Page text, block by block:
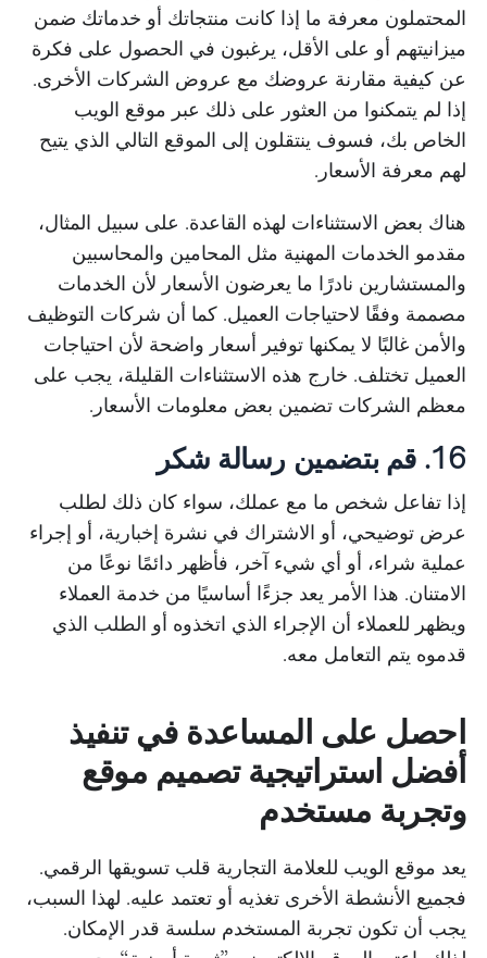
المحتملون معرفة ما إذا كانت منتجاتك أو خدماتك ضمن
ميزانيتهم أو على الأقل، يرغبون في الحصول على فكرة
عن كيفية مقارنة عروضك مع عروض الشركات الأخرى.
إذا لم يتمكنوا من العثور على ذلك عبر موقع الويب
الخاص بك، فسوف ينتقلون إلى الموقع التالي الذي يتيح
لهم معرفة الأسعار.
هناك بعض الاستثناءات لهذه القاعدة. على سبيل المثال،
مقدمو الخدمات المهنية مثل المحامين والمحاسبين
والمستشارين نادرًا ما يعرضون الأسعار لأن الخدمات
مصممة وفقًا لاحتياجات العميل. كما أن شركات التوظيف
والأمن غالبًا لا يمكنها توفير أسعار واضحة لأن احتياجات
العميل تختلف. خارج هذه الاستثناءات القليلة، يجب على
معظم الشركات تضمين بعض معلومات الأسعار.
16. قم بتضمين رسالة شكر
إذا تفاعل شخص ما مع عملك، سواء كان ذلك لطلب
عرض توضيحي، أو الاشتراك في نشرة إخبارية، أو إجراء
عملية شراء، أو أي شيء آخر، فأظهر دائمًا نوعًا من
الامتنان. هذا الأمر يعد جزءًا أساسيًا من خدمة العملاء
ويظهر للعملاء أن الإجراء الذي اتخذوه أو الطلب الذي
قدموه يتم التعامل معه.
احصل على المساعدة في تنفيذ
أفضل استراتيجية تصميم موقع
وتجربة مستخدم
يعد موقع الويب للعلامة التجارية قلب تسويقها الرقمي.
فجميع الأنشطة الأخرى تغذيه أو تعتمد عليه. لهذا السبب،
يجب أن تكون تجربة المستخدم سلسة قدر الإمكان.